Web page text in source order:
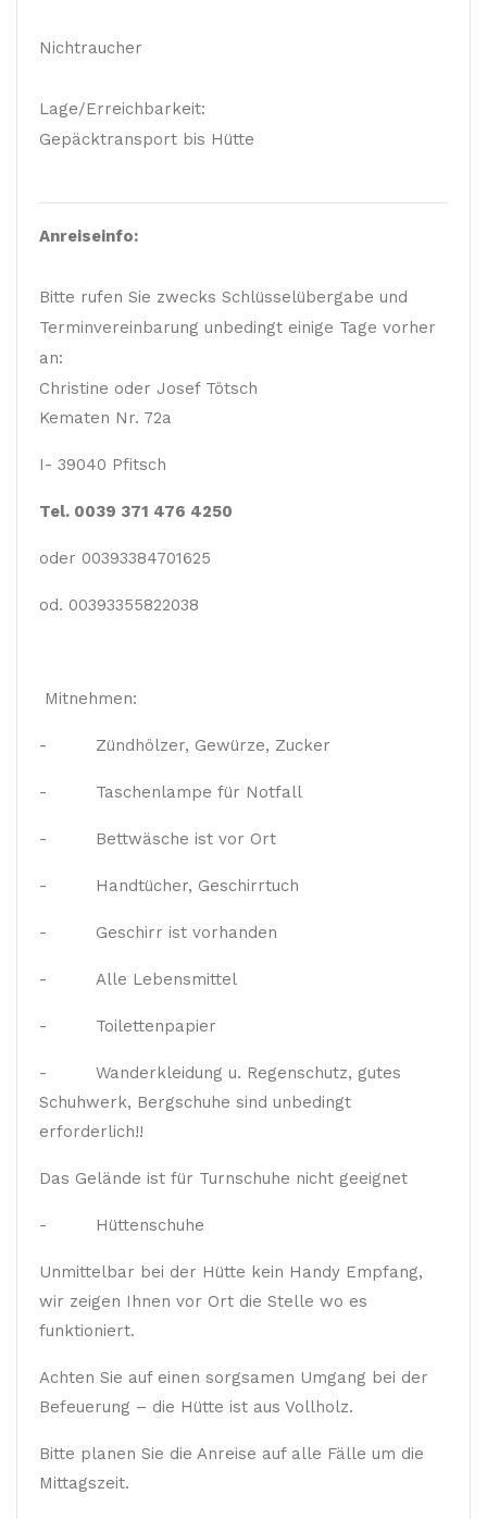
Nichtraucher
Lage/Erreichbarkeit:
Gepäcktransport bis Hütte
Anreiseinfo:
Bitte rufen Sie zwecks Schlüsselübergabe und
Terminvereinbarung unbedingt einige Tage vorher
an:
Christine oder Josef Tötsch
Kematen Nr. 72a
I- 39040 Pfitsch
Tel. 0039 371 476 4250
oder 00393384701625
od. 00393355822038
Mitnehmen:
- Zündhölzer, Gewürze, Zucker
- Taschenlampe für Notfall
- Bettwäsche ist vor Ort
- Handtücher, Geschirrtuch
- Geschirr ist vorhanden
- Alle Lebensmittel
- Toilettenpapier
- Wanderkleidung u. Regenschutz, gutes
Schuhwerk, Bergschuhe sind unbedingt
erforderlich!!
Das Gelände ist für Turnschuhe nicht geeignet
- Hüttenschuhe
Unmittelbar bei der Hütte kein Handy Empfang,
wir zeigen Ihnen vor Ort die Stelle wo es
funktioniert.
Achten Sie auf einen sorgsamen Umgang bei der
Befeuerung – die Hütte ist aus Vollholz.
Bitte planen Sie die Anreise auf alle Fälle um die
Mittagszeit.